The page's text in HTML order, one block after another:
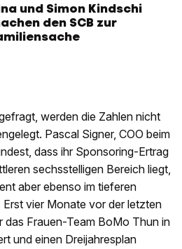
und Simon Kindschi
den SCB zur
werden die Zahlen nicht
Pascal Signer, COO beim
dass ihr Sponsoring-Ertrag
sechsstelligen Bereich liegt,
aber ebenso im tieferen
vier Monate vor der letzten
das Frauen-Team BoMo Thun in
und einen Dreijahresplan